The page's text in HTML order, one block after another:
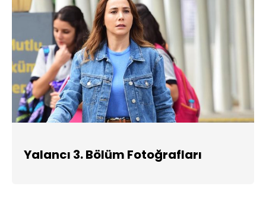
Yalancı 3. Bölüm Fotoğrafları